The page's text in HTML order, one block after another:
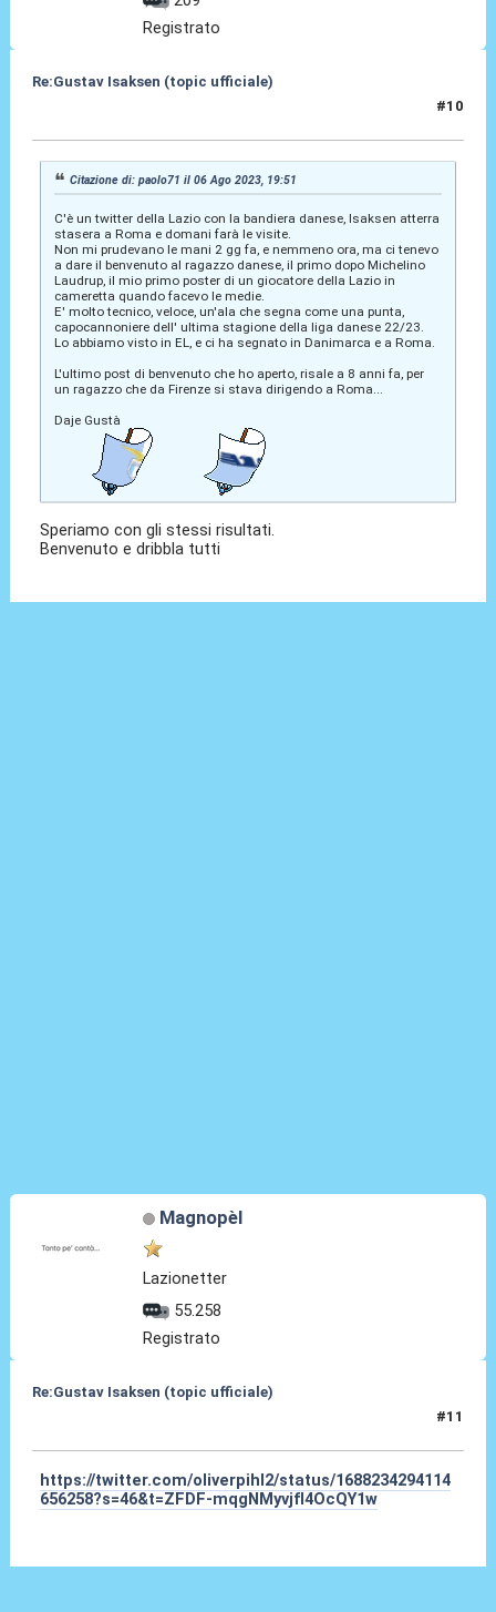
Registrato
Re:Gustav Isaksen (topic ufficiale)
#10
Citazione di: paolo71 il 06 Ago 2023, 19:51
C'è un twitter della Lazio con la bandiera danese, Isaksen atterra
stasera a Roma e domani farà le visite.
Non mi prudevano le mani 2 gg fa, e nemmeno ora, ma ci tenevo
a dare il benvenuto al ragazzo danese, il primo dopo Michelino
Laudrup, il mio primo poster di un giocatore della Lazio in
cameretta quando facevo le medie.
E' molto tecnico, veloce, un'ala che segna come una punta,
capocannoniere dell' ultima stagione della liga danese 22/23.
Lo abbiamo visto in EL, e ci ha segnato in Danimarca e a Roma.
L'ultimo post di benvenuto che ho aperto, risale a 8 anni fa, per
un ragazzo che da Firenze si stava dirigendo a Roma...
Daje Gustà
Speriamo con gli stessi risultati.
Benvenuto e dribbla tutti
Magnopèl
Lazionetter
55.258
Registrato
Re:Gustav Isaksen (topic ufficiale)
#11
https://twitter.com/oliverpihl2/status/1688234294114
656258?s=46&t=ZFDF-mqgNMyvjfI4OcQY1w